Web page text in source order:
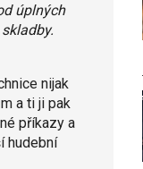
úplných
nijak
a ti ji pak
příkazy a
hudební